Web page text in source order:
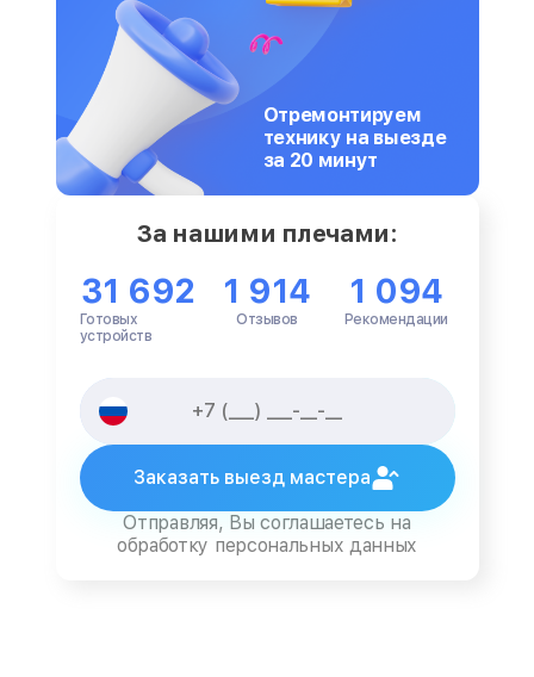
Отремонтируем
технику на выезде
за 20 минут
За нашими плечами:
31 692
Готовых
устройств
1 914
Отзывов
1 094
Рекомендации
Заказать выезд мастера
Отправляя, Вы соглашаетесь на
обработку персональных данных